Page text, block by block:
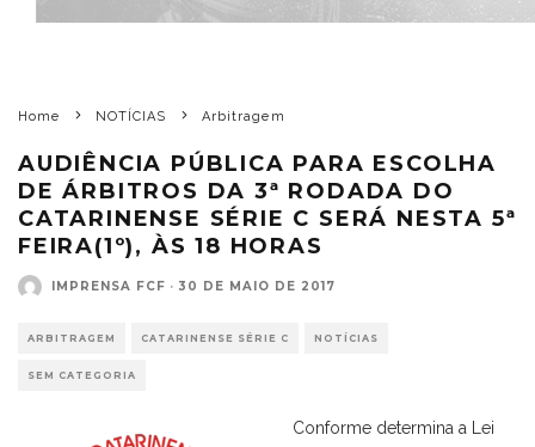
Home NOTÍCIAS Arbitragem
AUDIÊNCIA PÚBLICA PARA ESCOLHA
DE ÁRBITROS DA 3ª RODADA DO
CATARINENSE SÉRIE C SERÁ NESTA 5ª
FEIRA(1º), ÀS 18 HORAS
IMPRENSA FCF · 30 DE MAIO DE 2017
ARBITRAGEM CATARINENSE SÉRIE C NOTÍCIAS
SEM CATEGORIA
Conforme determina a Lei